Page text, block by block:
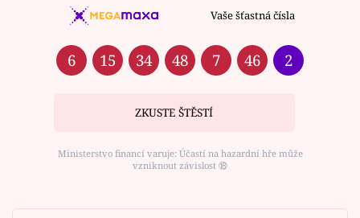
Vaše šťastná čísla
6 15 34 48 7 46 2
ZKUSTE ŠTĚSTÍ
Ministerstvo financí varuje: Účastí na hazardní hře může
vzniknout závislost ⑱